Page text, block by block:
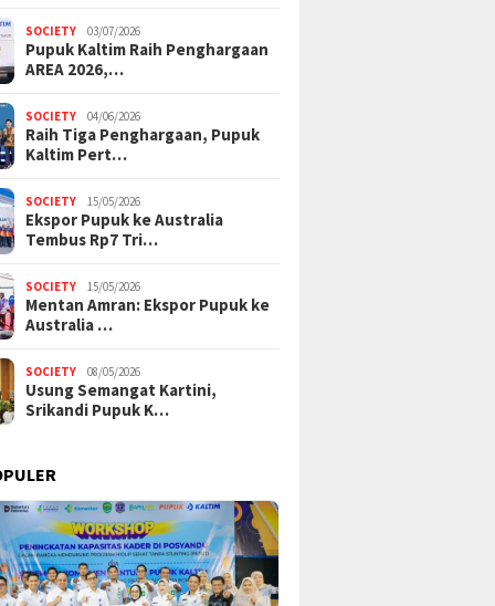
SOCIETY 03/07/2026
Pupuk Kaltim Raih Penghargaan
AREA 2026,…
SOCIETY 04/06/2026
Raih Tiga Penghargaan, Pupuk
Kaltim Pert…
SOCIETY 15/05/2026
Ekspor Pupuk ke Australia
Tembus Rp7 Tri…
SOCIETY 15/05/2026
Mentan Amran: Ekspor Pupuk ke
Australia …
SOCIETY 08/05/2026
Usung Semangat Kartini,
Srikandi Pupuk K…